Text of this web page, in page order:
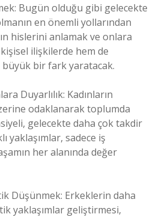
Bugün olduğu gibi gelecekte
en önemli yollarından
hislerini anlamak ve onlara
ilişkilerde hem de
bir fark yaratacak.
Duyarlılık: Kadınların
odaklanarak toplumda
gelecekte daha çok takdir
yaklaşımlar, sadece iş
her alanında değer
Düşünmek: Erkeklerin daha
yaklaşımlar geliştirmesi,